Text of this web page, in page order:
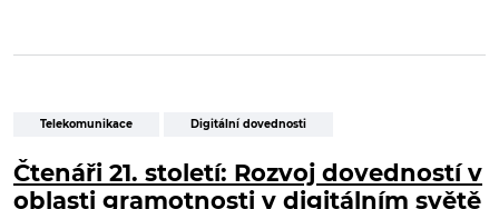
Telekomunikace Digitální dovednosti
Čtenáři 21. století: Rozvoj dovedností v
oblasti gramotnosti v digitálním světě